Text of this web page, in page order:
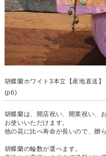
胡蝶蘭ホワイト3本立【産地直送】
(p6)
胡蝶蘭は、開店祝い、開業祝い、
お使いいただけます。
他の花に比べ寿命が長いので、贈
胡蝶蘭の輪数が選べます。